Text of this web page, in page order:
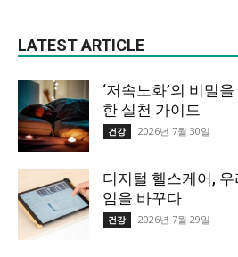
LATEST ARTICLE
‘저속노화’의 비밀
한 실천 가이드
건강 2026년 7월 30일
디지털 헬스케어,
임을 바꾸다
건강 2026년 7월 29일